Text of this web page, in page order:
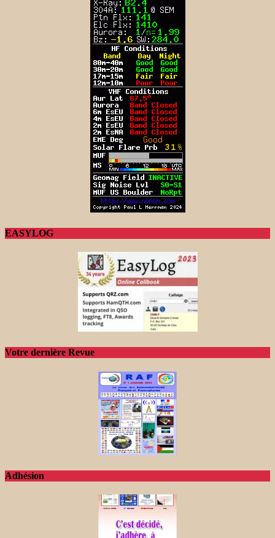
EASYLOG
Votre dernière Revue
Adhésion